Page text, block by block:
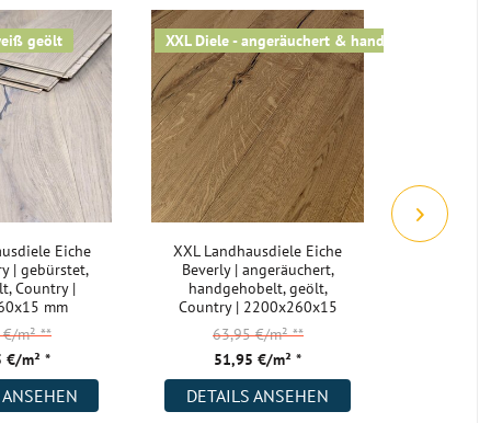
geölt
Eiche
| gebürstet,
Country |
mm
€/m² *
€/m²**
XXL Diele - angeräuchert & handgehobelt
XXL Landhausdiele Eiche
Beverly | angeräuchert,
handgehobelt, geölt,
Country | 2200x260x15
mm
51,95 €/m² *
63,95 €/m²**
DETAILS ANSEHEN